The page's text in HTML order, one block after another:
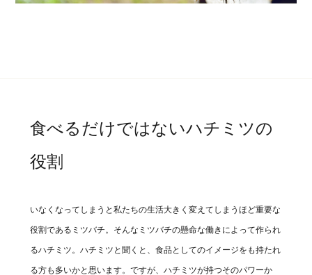
食べるだけではないハチミツの
役割
いなくなってしまうと私たちの生活大きく変えてしまうほど重要な
役割であるミツバチ。そんなミツバチの懸命な働きによって作られ
るハチミツ。ハチミツと聞くと、食品としてのイメージをも持たれ
る方も多いかと思います。ですが、ハチミツが持つそのパワーか